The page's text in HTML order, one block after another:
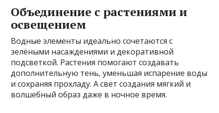
Объединение с растениями и
освещением
Водные элементы идеально сочетаются с
зелёными насаждениями и декоративной
подсветкой. Растения помогают создавать
дополнительную тень, уменьшая испарение воды
и сохраняя прохладу. А свет создания мягкий и
волшебный образ даже в ночное время.